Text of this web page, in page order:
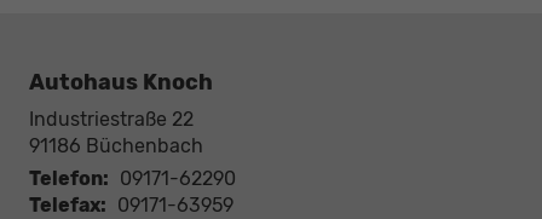
Autohaus Knoch
Industriestraße 22
91186 Büchenbach
Telefon: 09171-62290
Telefax: 09171-63959